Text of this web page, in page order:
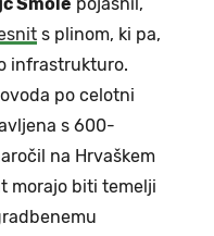
Smole pojasnil,
s plinom, ki pa,
infrastrukturo.
po celotni
s 600-
na Hrvaškem
morajo biti temelji